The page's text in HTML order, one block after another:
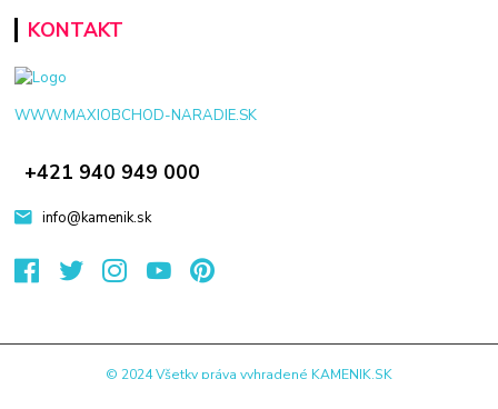
KONTAKT
WWW.MAXIOBCHOD-NARADIE.SK
+421 940 949 000
info@kamenik.sk
© 2024 Všetky práva vyhradené KAMENIK.SK